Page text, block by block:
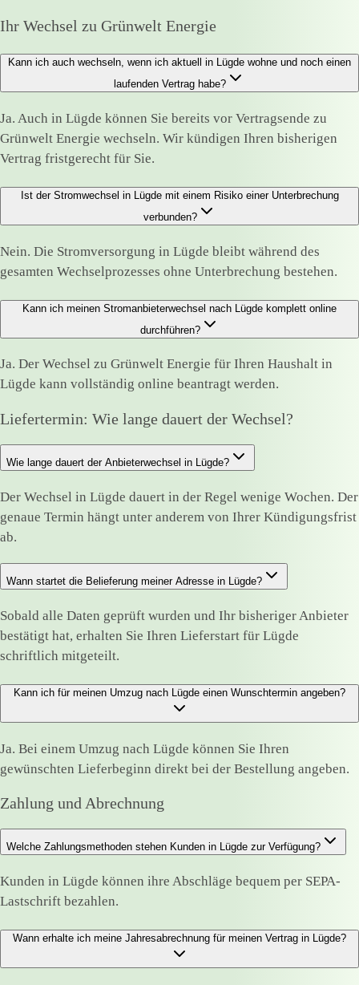
Ihr Wechsel zu Grünwelt Energie
Kann ich auch wechseln, wenn ich aktuell in Lügde wohne und noch einen
laufenden Vertrag habe?
Ja. Auch in Lügde können Sie bereits vor Vertragsende zu
Grünwelt Energie wechseln. Wir kündigen Ihren bisherigen
Vertrag fristgerecht für Sie.
Ist der Stromwechsel in Lügde mit einem Risiko einer Unterbrechung
verbunden?
Nein. Die Stromversorgung in Lügde bleibt während des
gesamten Wechselprozesses ohne Unterbrechung bestehen.
Kann ich meinen Stromanbieterwechsel nach Lügde komplett online
durchführen?
Ja. Der Wechsel zu Grünwelt Energie für Ihren Haushalt in
Lügde kann vollständig online beantragt werden.
Liefertermin: Wie lange dauert der Wechsel?
Wie lange dauert der Anbieterwechsel in Lügde?
Der Wechsel in Lügde dauert in der Regel wenige Wochen. Der
genaue Termin hängt unter anderem von Ihrer Kündigungsfrist
ab.
Wann startet die Belieferung meiner Adresse in Lügde?
Sobald alle Daten geprüft wurden und Ihr bisheriger Anbieter
bestätigt hat, erhalten Sie Ihren Lieferstart für Lügde
schriftlich mitgeteilt.
Kann ich für meinen Umzug nach Lügde einen Wunschtermin angeben?
Ja. Bei einem Umzug nach Lügde können Sie Ihren
gewünschten Lieferbeginn direkt bei der Bestellung angeben.
Zahlung und Abrechnung
Welche Zahlungsmethoden stehen Kunden in Lügde zur Verfügung?
Kunden in Lügde können ihre Abschläge bequem per SEPA-
Lastschrift bezahlen.
Wann erhalte ich meine Jahresabrechnung für meinen Vertrag in Lügde?